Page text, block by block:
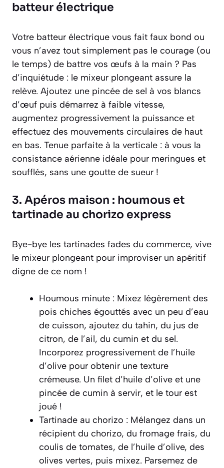
batteur électrique
Votre batteur électrique vous fait faux bond ou
vous n’avez tout simplement pas le courage (ou
le temps) de battre vos œufs à la main ? Pas
d’inquiétude : le mixeur plongeant assure la
relève. Ajoutez une pincée de sel à vos blancs
d’œuf puis démarrez à faible vitesse,
augmentez progressivement la puissance et
effectuez des mouvements circulaires de haut
en bas. Tenue parfaite à la verticale : à vous la
consistance aérienne idéale pour meringues et
soufflés, sans une goutte de sueur !
3. Apéros maison : houmous et
tartinade au chorizo express
Bye-bye les tartinades fades du commerce, vive
le mixeur plongeant pour improviser un apéritif
digne de ce nom !
Houmous minute : Mixez légèrement des
pois chiches égouttés avec un peu d’eau
de cuisson, ajoutez du tahin, du jus de
citron, de l’ail, du cumin et du sel.
Incorporez progressivement de l’huile
d’olive pour obtenir une texture
crémeuse. Un filet d’huile d’olive et une
pincée de cumin à servir, et le tour est
joué !
Tartinade au chorizo : Mélangez dans un
récipient du chorizo, du fromage frais, du
coulis de tomates, de l’huile d’olive, des
olives vertes, puis mixez. Parsemez de